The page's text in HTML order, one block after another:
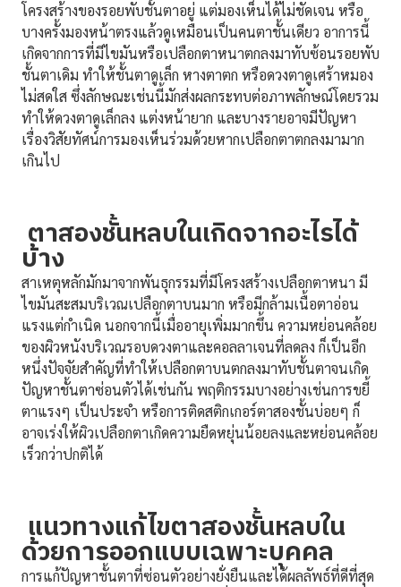
โครงสร้างของรอยพับชั้นตาอยู่ แต่มองเห็นได้ไม่ชัดเจน หรือ
บางครั้งมองหน้าตรงแล้วดูเหมือนเป็นคนตาชั้นเดียว อาการนี้
เกิดจากการที่มีไขมันหรือเปลือกตาหนาตกลงมาทับซ้อนรอยพับ
ชั้นตาเดิม ทำให้ชั้นตาดูเล็ก หางตาตก หรือดวงตาดูเศร้าหมอง
ไม่สดใส ซึ่งลักษณะเช่นนี้มักส่งผลกระทบต่อภาพลักษณ์โดยรวม
ทำให้ดวงตาดูเล็กลง แต่งหน้ายาก และบางรายอาจมีปัญหา
เรื่องวิสัยทัศน์การมองเห็นร่วมด้วยหากเปลือกตาตกลงมามาก
เกินไป
ตาสองชั้นหลบในเกิดจากอะไรได้
บ้าง
สาเหตุหลักมักมาจากพันธุกรรมที่มีโครงสร้างเปลือกตาหนา มี
ไขมันสะสมบริเวณเปลือกตาบนมาก หรือมีกล้ามเนื้อตาอ่อน
แรงแต่กำเนิด นอกจากนี้เมื่ออายุเพิ่มมากขึ้น ความหย่อนคล้อย
ของผิวหนังบริเวณรอบดวงตาและคอลลาเจนที่ลดลง ก็เป็นอีก
หนึ่งปัจจัยสำคัญที่ทำให้เปลือกตาบนตกลงมาทับชั้นตาจนเกิด
ปัญหาชั้นตาซ่อนตัวได้เช่นกัน พฤติกรรมบางอย่างเช่นการขยี้
ตาแรงๆ เป็นประจำ หรือการติดสติกเกอร์ตาสองชั้นบ่อยๆ ก็
อาจเร่งให้ผิวเปลือกตาเกิดความยืดหยุ่นน้อยลงและหย่อนคล้อย
เร็วกว่าปกติได้
แนวทางแก้ไขตาสองชั้นหลบใน
ด้วยการออกแบบเฉพาะบุคคล
การแก้ปัญหาชั้นตาที่ซ่อนตัวอย่างยั่งยืนและได้ผลลัพธ์ที่ดีที่สุด